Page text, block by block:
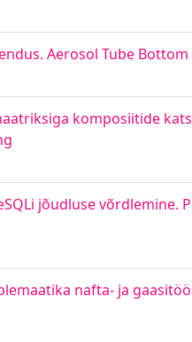
Aerosol Tube
komposiitide
jõudluse
nafta- ja